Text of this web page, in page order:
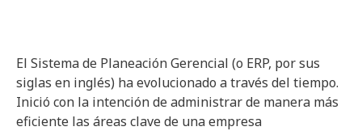
El Sistema de Planeación Gerencial (o ERP, por sus
siglas en inglés) ha evolucionado a través del tiempo.
Inició con la intención de administrar de manera más
eficiente las áreas clave de una empresa